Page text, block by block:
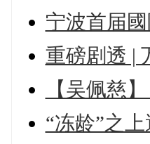
宁波首届
重磅剧透 |
【吴佩慈
“冻龄”之